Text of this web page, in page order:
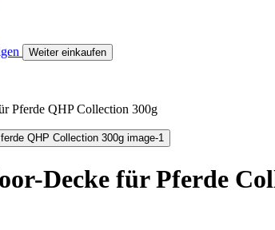
Weiter einkaufen
Pferde QHP Collection 300g
Decke für Pferde